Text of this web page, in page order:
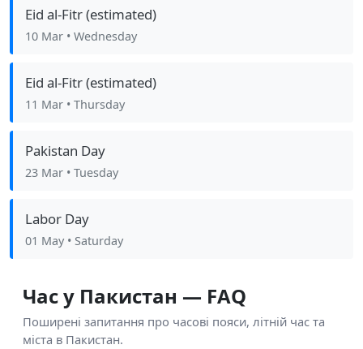
Eid al-Fitr (estimated)
10 Mar • Wednesday
Eid al-Fitr (estimated)
11 Mar • Thursday
Pakistan Day
23 Mar • Tuesday
Labor Day
01 May • Saturday
Час у Пакистан — FAQ
Поширені запитання про часові пояси, літній час та
міста в Пакистан.